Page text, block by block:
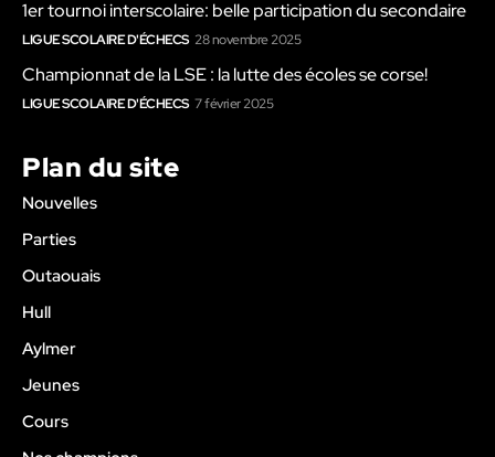
1er tournoi interscolaire: belle participation du secondaire
LIGUE SCOLAIRE D'ÉCHECS 28 novembre 2025
Championnat de la LSE : la lutte des écoles se corse!
LIGUE SCOLAIRE D'ÉCHECS 7 février 2025
Plan du site
Nouvelles
Parties
Outaouais
Hull
Aylmer
Jeunes
Cours